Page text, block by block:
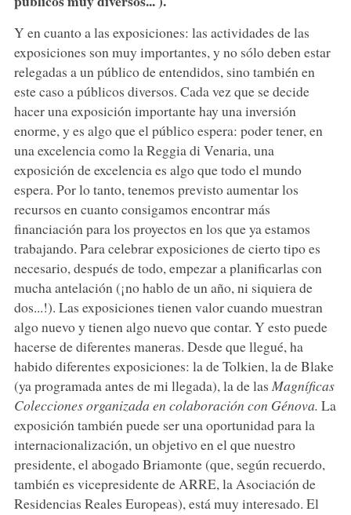
Y en cuanto a las exposiciones: las actividades de las
exposiciones son muy importantes, y no sólo deben estar
relegadas a un público de entendidos, sino también en
este caso a públicos diversos. Cada vez que se decide
hacer una exposición importante hay una inversión
enorme, y es algo que el público espera: poder tener, en
una excelencia como la Reggia di Venaria, una
exposición de excelencia es algo que todo el mundo
espera. Por lo tanto, tenemos previsto aumentar los
recursos en cuanto consigamos encontrar más
financiación para los proyectos en los que ya estamos
trabajando. Para celebrar exposiciones de cierto tipo es
necesario, después de todo, empezar a planificarlas con
mucha antelación (¡no hablo de un año, ni siquiera de
dos...!). Las exposiciones tienen valor cuando muestran
algo nuevo y tienen algo nuevo que contar. Y esto puede
hacerse de diferentes maneras. Desde que llegué, ha
habido diferentes exposiciones: la de Tolkien, la de Blake
(ya programada antes de mi llegada), la de las Magníficas
Coleccionesorganizada en colaboración con Génova. La
exposición también puede ser una oportunidad para la
internacionalización, un objetivo en el que nuestro
presidente, el abogado Briamonte (que, según recuerdo,
también es vicepresidente de ARRE, la Asociación de
Residencias Reales Europeas), está muy interesado. El